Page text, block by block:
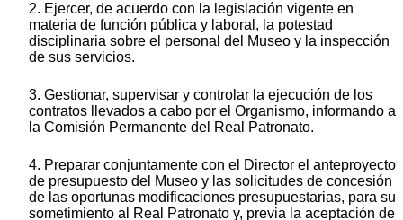
2. Ejercer, de acuerdo con la legislación vigente en
materia de función pública y laboral, la potestad
disciplinaria sobre el personal del Museo y la inspección
de sus servicios.
3. Gestionar, supervisar y controlar la ejecución de los
contratos llevados a cabo por el Organismo, informando a
la Comisión Permanente del Real Patronato.
4. Preparar conjuntamente con el Director el anteproyecto
de presupuesto del Museo y las solicitudes de concesión
de las oportunas modificaciones presupuestarias, para su
sometimiento al Real Patronato y, previa la aceptación de